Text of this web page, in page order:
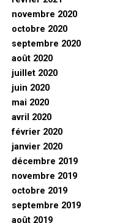
novembre 2020
octobre 2020
septembre 2020
août 2020
juillet 2020
juin 2020
mai 2020
avril 2020
février 2020
janvier 2020
décembre 2019
novembre 2019
octobre 2019
septembre 2019
août 2019